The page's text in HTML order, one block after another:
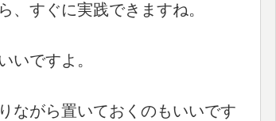
、すぐに実践できますね。
いですよ。
ながら置いておくのもいいです